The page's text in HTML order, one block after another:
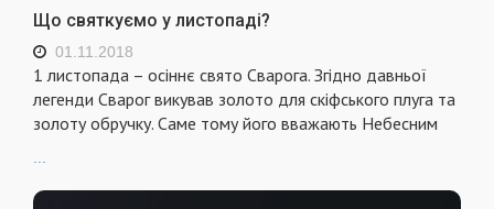
Що святкуємо у листопаді?
01.11.2018
1 листопада – осіннє свято Сварога. Згідно давньої
легенди Сварог викував золото для скіфського плуга та
золоту обручку. Саме тому його вважають Небесним
...